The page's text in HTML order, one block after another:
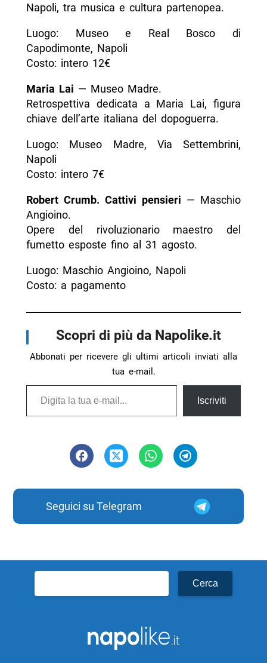
Napoli, tra musica e cultura partenopea.
Luogo: Museo e Real Bosco di
Capodimonte, Napoli
Costo: intero 12€
Maria Lai — Museo Madre.
Retrospettiva dedicata a Maria Lai, figura
chiave dell’arte italiana del dopoguerra.
Luogo: Museo Madre, Via Settembrini,
Napoli
Costo: intero 7€
Robert Crumb. Cattivi pensieri — Maschio
Angioino.
Opere del rivoluzionario maestro del
fumetto esposte fino al 31 agosto.
Luogo: Maschio Angioino, Napoli
Costo: a pagamento
Scopri di più da Napolike.it
Abbonati per ricevere gli ultimi articoli inviati alla
tua e-mail.
Digita la tua e-mail...
Iscriviti
Seguici su Telegram
per: